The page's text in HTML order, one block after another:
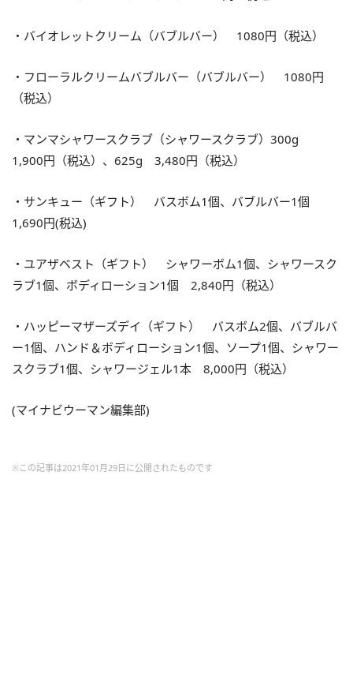
・バイオレットクリーム（バブルバー） 1080円（税込）
・フローラルクリームバブルバー（バブルバー） 1080円
（税込）
・マンマシャワースクラブ（シャワースクラブ）300g
1,900円（税込）、625g 3,480円（税込）
・サンキュー（ギフト） バスボム1個、バブルバー1個
1,690円(税込)
・ユアザベスト（ギフト） シャワーボム1個、シャワースク
ラブ1個、ボディローション1個 2,840円（税込）
・ハッピーマザーズデイ（ギフト） バスボム2個、バブルバ
ー1個、ハンド＆ボディローション1個、ソープ1個、シャワー
スクラブ1個、シャワージェル1本 8,000円（税込）
(マイナビウーマン編集部)
※この記事は2021年01月29日に公開されたものです